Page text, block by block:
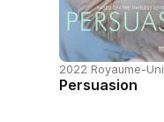
2022 Royaume-Uni
Persuasion